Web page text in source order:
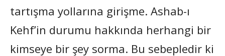
tartışma yollarına girişme. Ashab-ı
Kehf’in durumu hakkında herhangi bir
kimseye bir şey sorma. Bu sebepledir ki